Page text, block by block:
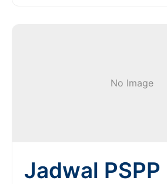
No Image
Jadwal PSPP